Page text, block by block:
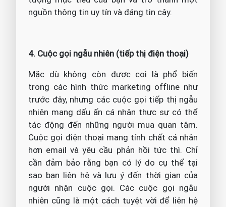
nguồn thông tin uy tín và đáng tin cậy.
4. Cuộc gọi ngẫu nhiên (tiếp thị điện thoại)
Mặc dù không còn được coi là phổ biến
trong các hình thức marketing offline như
trước đây, nhưng các cuộc gọi tiếp thị ngẫu
nhiên mang dấu ấn cá nhân thực sự có thể
tác động đến những người mua quan tâm.
Cuộc gọi điện thoại mang tính chất cá nhân
hơn email và yêu cầu phản hồi tức thì. Chỉ
cần đảm bảo rằng bạn có lý do cụ thể tại
sao bạn liên hệ và lưu ý đến thời gian của
người nhận cuộc gọi. Các cuộc gọi ngẫu
nhiên cũng là một cách tuyệt vời để liên hệ